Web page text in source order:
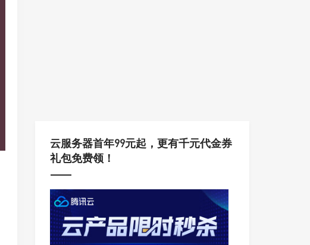
云服务器首年99元起，更有千元代金券
礼包免费领！